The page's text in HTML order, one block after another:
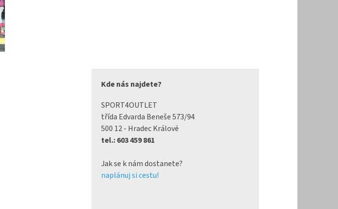
Kde nás najdete?
SPORT4OUTLET
třída Edvarda Beneše 573/94
500 12 - Hradec Králové
tel.: 603 459 861
Jak se k nám dostanete?
naplánuj si cestu!